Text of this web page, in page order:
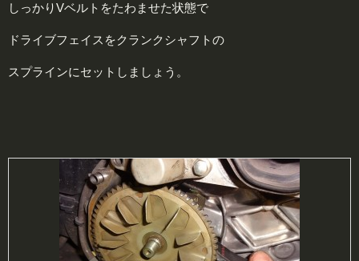
しっかりVベルトをたわませた状態で
ドライブフェイスをクランクシャフトの
スプラインにセットしましょう。